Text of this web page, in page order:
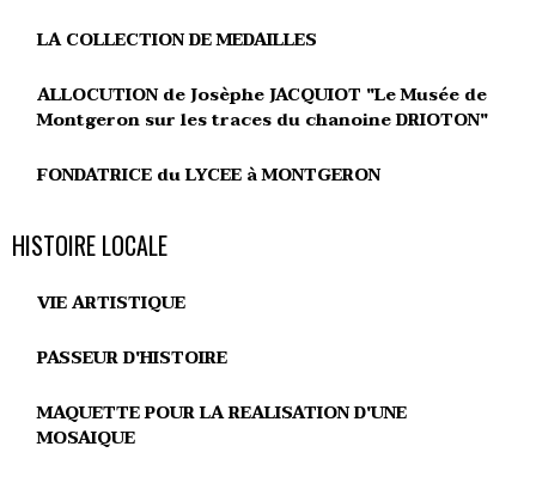
LA COLLECTION DE MEDAILLES
ALLOCUTION de Josèphe JACQUIOT "Le Musée de
Montgeron sur les traces du chanoine DRIOTON"
FONDATRICE du LYCEE à MONTGERON
HISTOIRE LOCALE
VIE ARTISTIQUE
PASSEUR D'HISTOIRE
MAQUETTE POUR LA REALISATION D'UNE
MOSAIQUE